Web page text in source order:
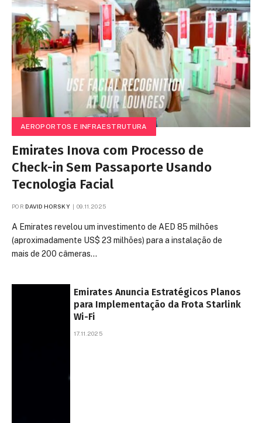
AEROPORTOS E INFRAESTRUTURA
Emirates Inova com Processo de
Check-in Sem Passaporte Usando
Tecnologia Facial
POR DAVID HORSKY 09.11.2025
A Emirates revelou um investimento de AED 85 milhões
(aproximadamente US$ 23 milhões) para a instalação de
mais de 200 câmeras…
Emirates Anuncia Estratégicos Planos
para Implementação da Frota Starlink
Wi-Fi
17.11.2025